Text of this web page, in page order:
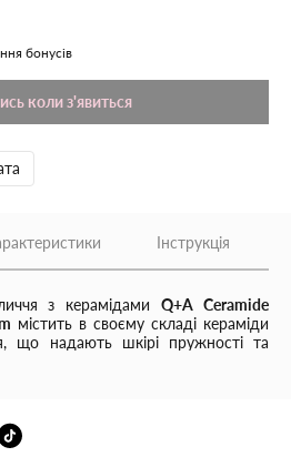
бонусів
коли з'явиться
Інструкція
з керамідамиQ+A Ceramide
містить в своєму складі кераміди
що надають шкірі пружності та
вологу, сприяють відновленню її
компонентів кремуу є єкстракт